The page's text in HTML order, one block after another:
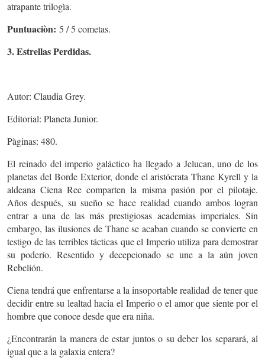
atrapante trilogìa.
Puntuaciòn: 5 / 5 cometas.
3. Estrellas Perdidas.
Autor: Claudia Grey.
Editorial: Planeta Junior.
Pàginas: 480.
El reinado del imperio galáctico ha llegado a Jelucan, uno de los
planetas del Borde Exterior, donde el aristócrata Thane Kyrell y la
aldeana Ciena Ree comparten la misma pasión por el pilotaje.
Años después, su sueño se hace realidad cuando ambos logran
entrar a una de las más prestigiosas academias imperiales. Sin
embargo, las ilusiones de Thane se acaban cuando se convierte en
testigo de las terribles tácticas que el Imperio utiliza para demostrar
su poderío. Resentido y decepcionado se une a la aún joven
Rebelión.
Ciena tendrá que enfrentarse a la insoportable realidad de tener que
decidir entre su lealtad hacia el Imperio o el amor que siente por el
hombre que conoce desde que era niña.
¿Encontrarán la manera de estar juntos o su deber los separará, al
igual que a la galaxia entera?